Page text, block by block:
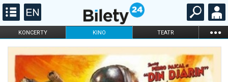
KONCERTY KINO TEATR ...
FILHARMONIA OPERA I BALET
DLA DZIECI
ONLINE KARNETY